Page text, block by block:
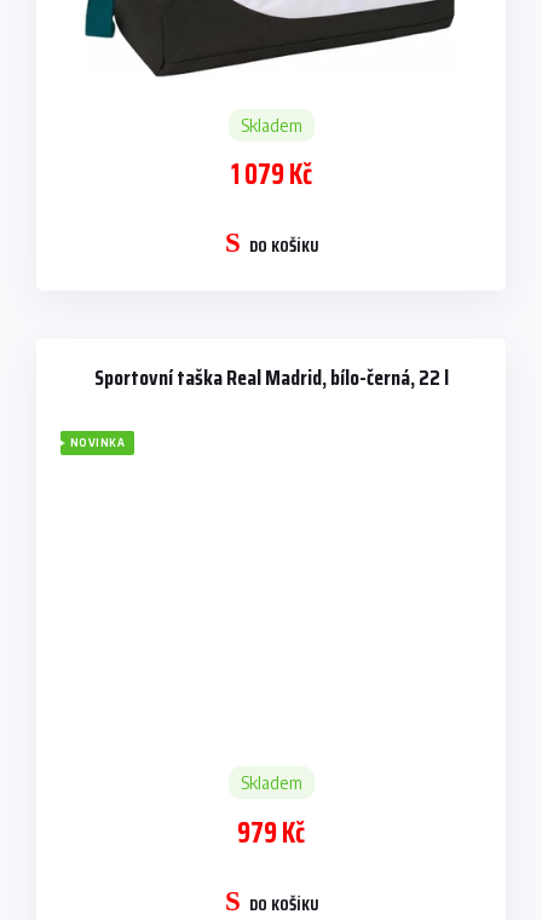
Skladem
1 079 Kč
DO KOŠÍKU
Sportovní taška Real Madrid, bílo-černá, 22 l
NOVINKA
Skladem
979 Kč
DO KOŠÍKU